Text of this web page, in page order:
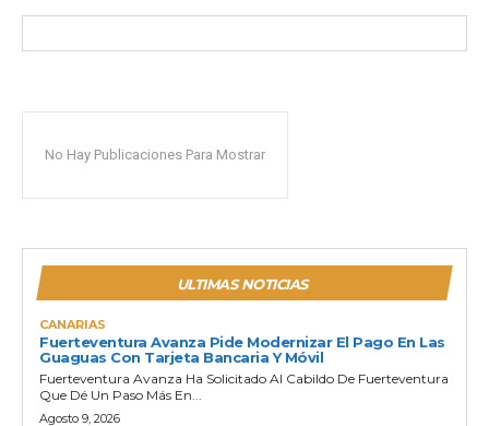
No Hay Publicaciones Para Mostrar
ULTIMAS NOTICIAS
CANARIAS
Fuerteventura Avanza Pide Modernizar El Pago En Las
Guaguas Con Tarjeta Bancaria Y Móvil
Fuerteventura Avanza Ha Solicitado Al Cabildo De Fuerteventura
Que Dé Un Paso Más En...
Agosto 9, 2026